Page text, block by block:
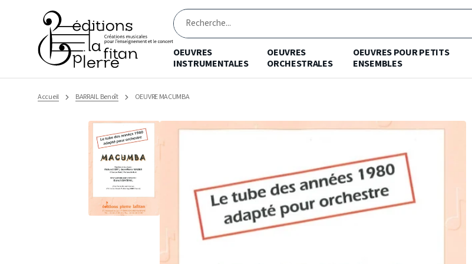
Recherche
OEUVRES
INSTRUMENTALES
OEUVRES
ORCHESTRALES
OEUVRES POUR PETITS
ENSEMBLES
Accueil BARRAIL Benoît OEUVRE MACUMBA